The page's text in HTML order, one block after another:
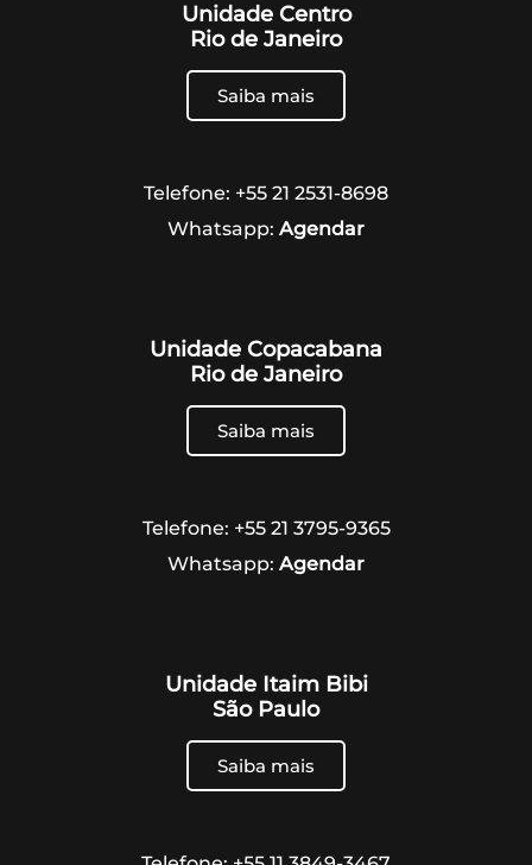
Unidade Centro
Rio de Janeiro
Saiba mais
Telefone: +55 21 2531-8698
Whatsapp: Agendar
Unidade Copacabana
Rio de Janeiro
Saiba mais
Telefone: +55 21 3795-9365
Whatsapp: Agendar
Unidade Itaim Bibi
São Paulo
Saiba mais